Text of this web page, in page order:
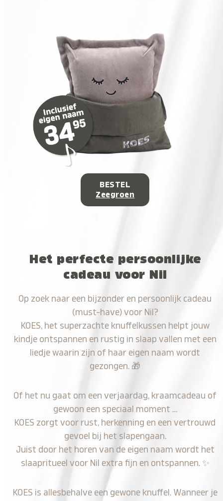
BESTEL
Zeegroen
Het perfecte persoonlijke
cadeau voor Nil
Op zoek naar een bijzonder en persoonlijk cadeau
(must-have) voor Nil?
KOES, het superzachte knuffelkussen helpt jouw
kindje ontspannen en rustig in slaap vallen met een
liedje waarin zijn of haar eigen naam wordt
gezongen. 🎁
Of het nu gaat om een verjaardag, kraamcadeau of
gewoon een speciaal moment …
KOES zorgt voor rust, herkenning en een vertrouwd
gevoel bij het slapengaan.
Juist door het horen van de eigen naam wordt het
slaapritueel voor Nil extra fijn en ontspannen. ✨
KOES is allesbehalve een gewone knuffel. Wanneer je